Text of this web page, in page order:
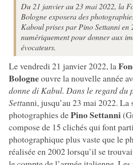
Du 21 janvier au 23 mai 2022, la
Bologne exposera des
Kaboul prises par Pino Settanni en
numériquement pour donner aux
évocateurs.
Le vendredi 21 janvier 2022, la
Bologneouvre la nouvelle année
donne di Kabul. Dans le regard du
Settanni, jusqu’au 23 mai 2022. La
photographies dePino Settanni
compose de 15 clichés qui font
photographique plus vaste que le
réalisée en 2002 lorsqu’il se